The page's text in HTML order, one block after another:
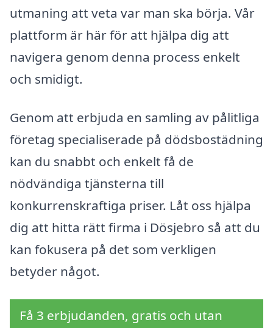
utmaning att veta var man ska börja. Vår
plattform är här för att hjälpa dig att
navigera genom denna process enkelt
och smidigt.
Genom att erbjuda en samling av pålitliga
företag specialiserade på dödsbostädning
kan du snabbt och enkelt få de
nödvändiga tjänsterna till
konkurrenskraftiga priser. Låt oss hjälpa
dig att hitta rätt firma i Dösjebro så att du
kan fokusera på det som verkligen
betyder något.
Få 3 erbjudanden, gratis och utan